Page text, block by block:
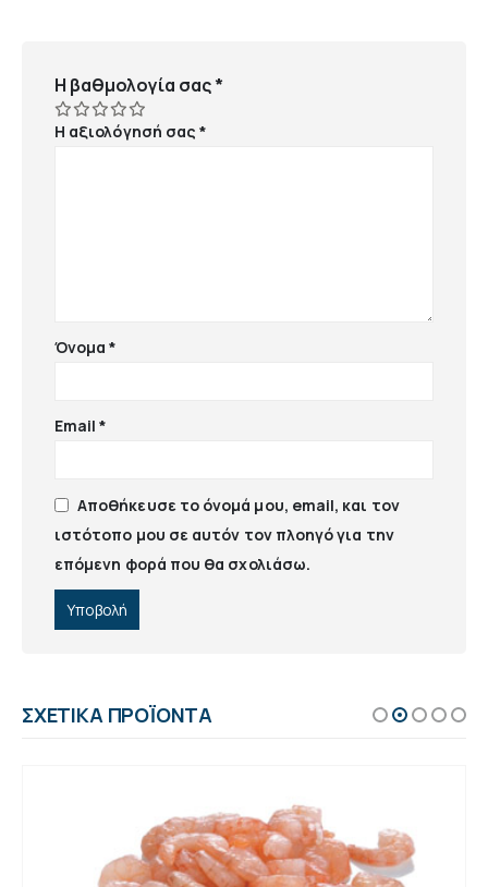
Η βαθμολογία σας*
Η αξιολόγησή σας*
Όνομα*
Email*
Αποθήκευσε το όνομά μου, email, και τον
ιστότοπο μου σε αυτόν τον πλοηγό για την
επόμενη φορά που θα σχολιάσω.
ΣΧΕΤΙΚΆ ΠΡΟΪΌΝΤΑ